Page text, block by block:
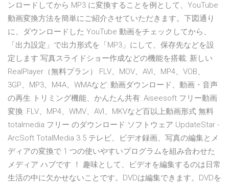
ンロードしてから MP3 に変換することを例として、YouTube
動画変換方法を簡単にご紹介させていただきます。下図通り
に、ダウンロードした YouTube 動画をチェックしてから、
「出力設定」で出力形式を「MP3」にして、保存先などを設
定します 写真スライドショー作成などの機能を搭載: 新しい
RealPlayer（無料プラン） FLV、MOV、AVI、MP4、VOB、
3GP、MP3、M4A、WMAなど: 動画ダウンロード、動画・音声
の再生 トリミング機能、かんたん共有: Aiseesoft フリー動画
変換: FLV、MP4、WMV、AVI、MKVなど百以上動画形式 無料
totalmedia フリー のダウンロード ソフトウェア UpdateStar -
ArcSoft TotalMedia 3.5 テレビ、ビデオ録画、写真の編集とメ
ディアの変換で 1 つの使いやすいプログラムを組み合わせた
メディア ハブです ！ 趣味として、ビデオを編集するのは日常
生活の中に欠かせないことです。DVDは編集できます。DVDを